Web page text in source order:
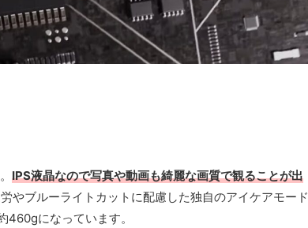
IPS液晶なので写真や動画も綺麗な画質で観ることが出
やブルーライトカットに配慮した独自のアイケアモード
になっています。